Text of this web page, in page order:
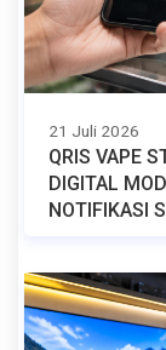
21 Juli 2026
QRIS VAPE
DIGITAL
NOTIFIKASI